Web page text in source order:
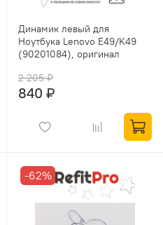
Динамик левый для
Ноутбука Lenovo E49/K49
(90201084), оригинал
2 205 ₽
840 ₽
-62%